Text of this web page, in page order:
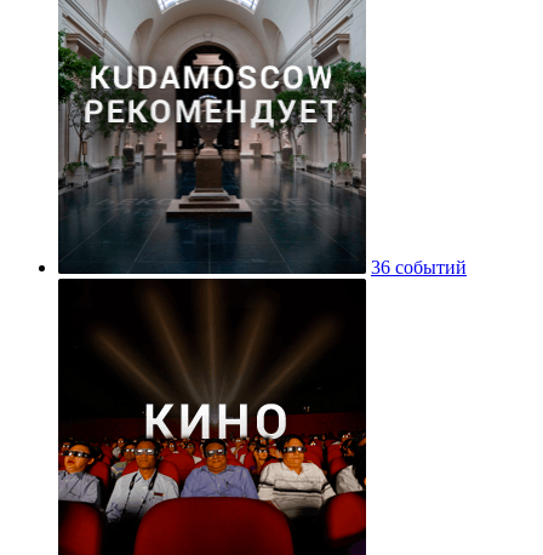
36 событий